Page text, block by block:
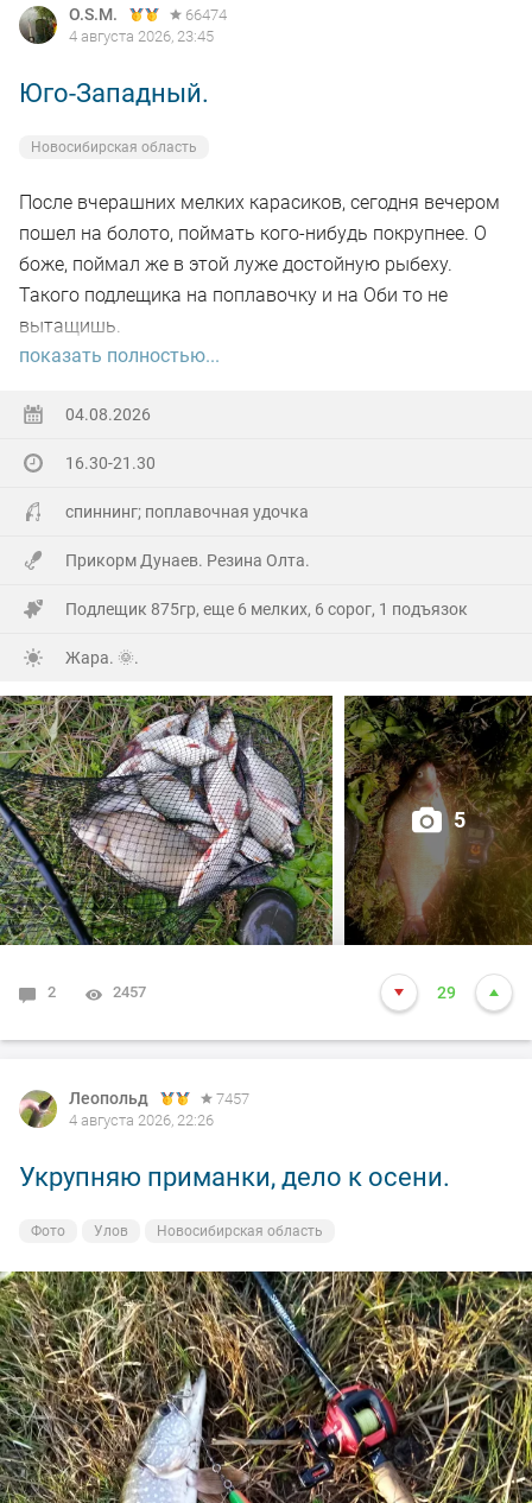
O.S.M.
66474
4 августа 2026, 23:45
Юго-Западный.
Новосибирская область
После вчерашних мелких карасиков, сегодня вечером
пошел на болото, поймать кого-нибудь покрупнее. О
боже, поймал же в этой луже достойную рыбеху.
Такого подлещика на поплавочку и на Оби то не
вытащишь.
поймал.
На заказе еще покидал спиннинг. Поймал 8 наников.
Отпустил, и пошел домой.
показать полностью...
04.08.2026
16.30-21.30
спиннинг; поплавочная удочка
Прикорм Дунаев. Резина Олта.
Подлещик 875гр, еще 6 мелких, 6 сорог, 1 подъязок
Жара. 🌞.
5
2 2457 29
Леопольд
7457
4 августа 2026, 22:26
Укрупняю приманки, дело к осени.
Фото Улов Новосибирская область